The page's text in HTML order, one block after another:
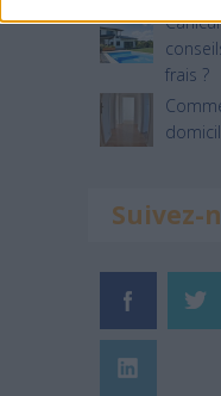
frais ?
Suivez-